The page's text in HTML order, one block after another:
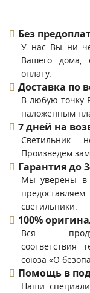
Без
У нас Вы ни
Вашего дома,
оплату.
Доставка по
В любую точку
наложенным
7 дней на
Светильник
Произведем
Гарантия до
Мы уверены в
светильники.
100%
Вся
соответствия
союза «О
Помощь в
Наши